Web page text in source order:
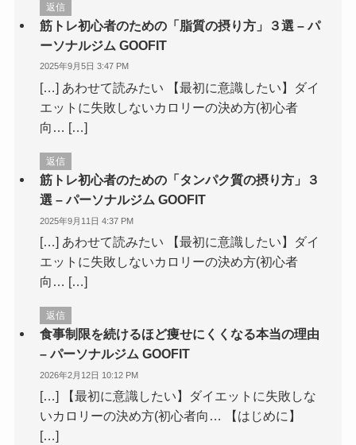
返信
筋トレ初心者のための「脂質の摂り方」３選 – パ
ーソナルジム GOOFIT
2025年9月5日 3:47 PM
[…] あわせて読みたい 【最初に意識したい】ダイ
エットに失敗しないカロリーの決め方(初心者
向… […]
返信
筋トレ初心者のための「タンパク質の摂り方」３
選 – パーソナルジム GOOFIT
2025年9月11日 4:37 PM
[…] あわせて読みたい 【最初に意識したい】ダイ
エットに失敗しないカロリーの決め方(初心者
向… […]
返信
食事制限を続けるほど痩せにくくなる本当の理由
– パーソナルジム GOOFIT
2026年2月12日 10:12 PM
[…] 【最初に意識したい】ダイエットに失敗しな
いカロリーの決め方(初心者向… 【はじめに】
[…]